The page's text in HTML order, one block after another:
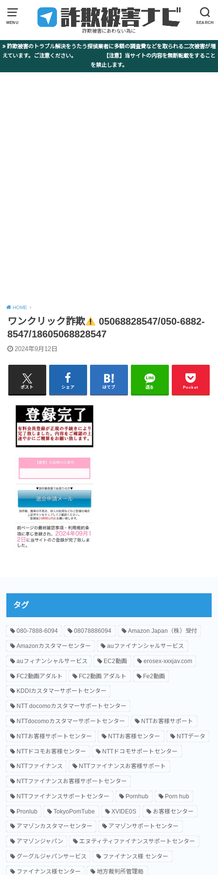
MENU SEARCH
詐欺被害にあわない為に
詐欺被害のトラブル解決をうたう探偵業者に多額の調査費などを取られる二次被害が増
えています。ご注意ください。 【注意】当サイトの内容を無断転載をすること
を禁止します。
HOME
ワンクリック詐欺
05068828547/050-6882-
8547/18605068828547
2024年9月12日
ポスト シェア はてブ 送る Pocket
タグ
080-7888-6094 08078886094 Amazon Japan（株）受付
Amazonカスタマーセンター auファイナンシャルサービス
auフィナンシャルサービス EC2動画 erosex-xxxjav.com
FC2動画アダルト FC2動画 アダルト Fe2動画
KDDIカスタマーサポートセンター
NTT docomoカスタマーサポートセンター
NTTdocomoカスタマーサポートセンター NTTお客様サポート
NTTお客様サポートセンター NTTお客様センター NTTデータ
NTTドコモお客様センター NTTドコモサポートセンター
NTTファイナンス NTTファイナンスお客様サポート
NTTファイナンスお客様サポートセンター
NTTファイナンスサポートセンター Pornhub Porn hub
Pronlub TokyoPomTube XVIDE0S お客様センター
アマゾンカスタマーセンター アマゾンサポートセンター
アマゾンジャパン エヌティティファイナンスサポートセンター
グーグルジャパンサービス ファイナンス様 センター
ファイナンス様センター 地方裁判所管理局